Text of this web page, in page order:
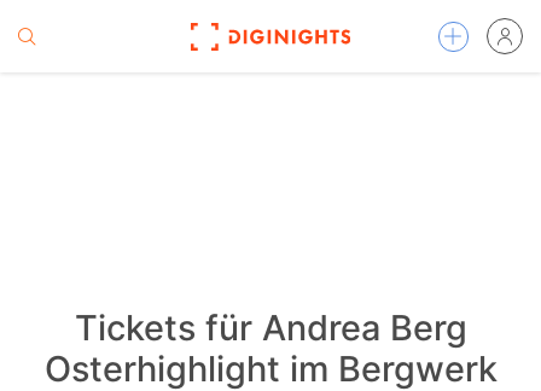
Tickets für Andrea Berg
Osterhighlight im Bergwerk